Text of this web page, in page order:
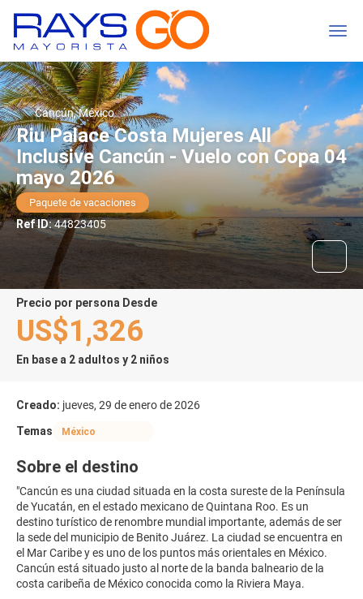
Cancún, México
Riu Palace Costa Mujeres All
Inclusive Cancún - Vuelo con Copa 04
mayo 2026
Paquete de vacaciones
Ref ID:44823405
precio por persona Desde
US$1,326
En base a 2 adultos y 2 niños
Creado: jueves, 29 de enero de 2026
Temas
México
Sobre el destino
"Cancún es una ciudad situada en la costa sureste de la Península
de Yucatán, en el estado mexicano de Quintana Roo. Es un
destino turístico de renombre mundial importante, además de ser
la sede del municipio de Benito Juárez. La ciudad se encuentra en
el Mar Caribe y es uno de los puntos más orientales en México.
Cancún está situado justo al norte de la banda balneario de la
costa caribeña de México conocida como la Riviera Maya.